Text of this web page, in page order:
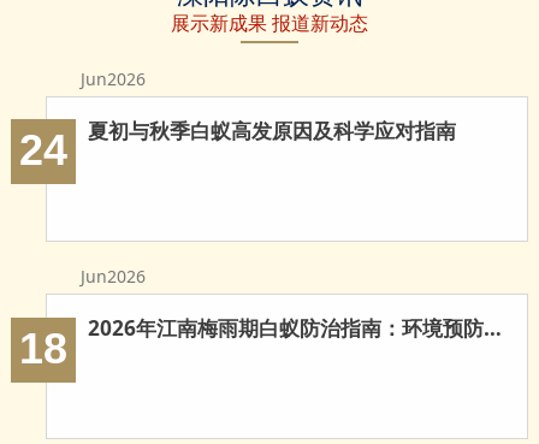
展示新成果 报道新动态
Jun2026
24 夏初与秋季白蚁高发原因及科学应对指南
Jun2026
18 2026年江南梅雨期白蚁防治指南：环境预防与科学灭治